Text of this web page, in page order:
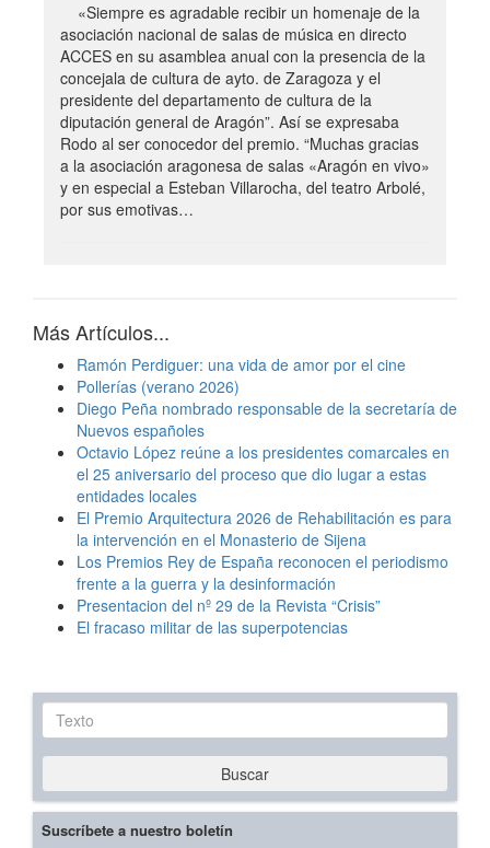
«Siempre es agradable recibir un homenaje de la
asociación nacional de salas de música en directo
ACCES en su asamblea anual con la presencia de la
concejala de cultura de ayto. de Zaragoza y el
presidente del departamento de cultura de la
diputación general de Aragón”. Así se expresaba
Rodo al ser conocedor del premio. “Muchas gracias
a la asociación aragonesa de salas «Aragón en vivo»
y en especial a Esteban Villarocha, del teatro Arbolé,
por sus emotivas…
Más Artículos...
Ramón Perdiguer: una vida de amor por el cine
Pollerías (verano 2026)
Diego Peña nombrado responsable de la secretaría de
Nuevos españoles
Octavio López reúne a los presidentes comarcales en
el 25 aniversario del proceso que dio lugar a estas
entidades locales
El Premio Arquitectura 2026 de Rehabilitación es para
la intervención en el Monasterio de Sijena
Los Premios Rey de España reconocen el periodismo
frente a la guerra y la desinformación
Presentacion del nº 29 de la Revista “Crisis”
El fracaso militar de las superpotencias
Texto
Buscar
Suscríbete a nuestro boletín